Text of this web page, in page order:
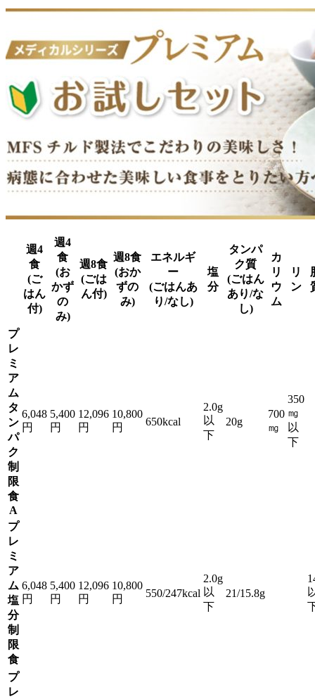
週4
食
(ご
はん
付)
週4
食
(お
かず
の
み)
週8食
(ごは
ん付)
週8食
(おか
ずの
み)
エネルギ
ー
(ごはんあ
り/なし)
塩
分
タンパ
ク質
(ごはん
あり/な
し)
カ
リ
ウ
ム
リ
ン
プ
レ
ミ
ア
ム
タ
ン
パ
ク
制
限
食
A
6,048
円
5,400
円
12,096
円
10,800
円
650kcal
2.0g
以
下
20g
700
㎎
350
㎎
以
下
プ
レ
ミ
ア
ム
塩
分
制
限
食
6,048
円
5,400
円
12,096
円
10,800
円
550/247kcal
2.0g
以
下
21/15.8g
プ
レ